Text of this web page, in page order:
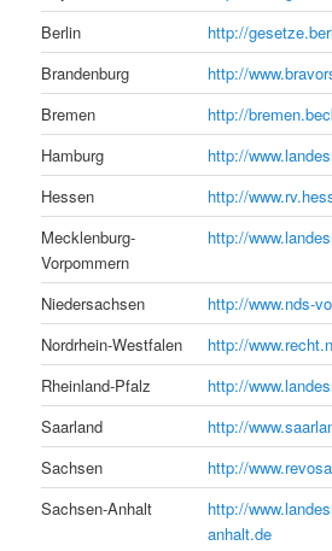
Berlin
http://
Brandenburg
http://
Bremen
http://
Hamburg
http://
Hessen
http://
Mecklenburg-
Vorpommern
http://
Niedersachsen
http://www.nds-
Nordrhein-Westfalen
http://
Rheinland-Pfalz
http://
Saarland
http://
Sachsen
http://
Sachsen-Anhalt
http://
anhalt.de